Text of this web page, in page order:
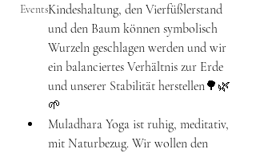
EventsKindeshaltung, den Vierfüßlerstand
und den Baum können symbolisch
Wurzeln geschlagen werden und wir
ein balanciertes Verhältnis zur Erde
und unserer Stabilität herstellen🌳🌿
🌱
Muladhara Yoga ist ruhig, meditativ,
mit Naturbezug. Wir wollen den